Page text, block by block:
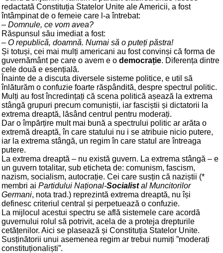
redactată Constituția Statelor Unite ale Americii, a fost
întâmpinat de o femeie care l-a întrebat:
– Domnule, ce vom avea?
Răspunsul său imediat a fost:
– O republică, doamnă. Numai să o puteți păstra!
Și totuși, cei mai mulți americani au fost convinși că forma de
guvernământ pe care o avem e o democrație. Diferența dintre
cele două e esențială.
Înainte de a discuta diversele sisteme politice, e util să
înlăturăm o confuzie foarte răspândită, despre spectrul politic.
Mulți au fost încredințați că scena politică așează la extrema
stângă grupuri precum comuniștii, iar fasciștii și dictatorii la
extrema dreaptă, lăsând centrul pentru moderați.
Dar o împărțire mult mai bună a spectrului politic ar arăta o
extremă dreaptă, în care statului nu i se atribuie nicio putere,
iar la extrema stângă, un regim în care statul are întreaga
putere.
La extrema dreaptă – nu există guvern. La extrema stângă – e
un guvern totalitar, sub eticheta de: comunism, fascism,
nazism, socialism, autocrație. Cei care susțin că naziștii (*
membri ai Partidului Național-Socialistal Muncitorilor
Germani, nota trad.) reprezintă extrema dreaptă, nu își
definesc criteriul central și perpetuează o confuzie.
La mijlocul acestui spectru se află sistemele care acordă
guvernului rolul să potrivit, acela de a proteja drepturile
cetățenilor. Aici se plasează și Constituția Statelor Unite.
Susținătorii unui asemenea regim ar trebui numiți ”moderați
constituționaliști”.